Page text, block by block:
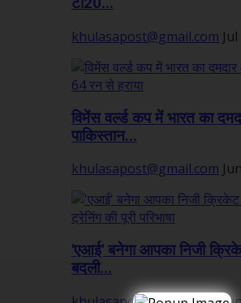
khulasapost@gmail.com
विमेंस वर्ल्ड कप में भारत का
पाकिस्तान...
khulasapost@gmail.com
'एआई' बनेगा आपका निजी
बदली...